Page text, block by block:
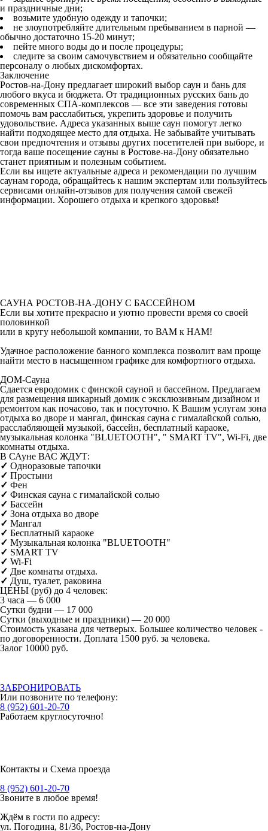
и праздничные дни;
возьмите удобную одежду и тапочки;
не злоупотребляйте длительным пребыванием в парной —
обычно достаточно 15-20 минут;
пейте много воды до и после процедуры;
следите за своим самочувствием и обязательно сообщайте
персоналу о любых дискомфортах.
Заключение
Ростов-на-Дону предлагает широкий выбор саун и бань для
любого вкуса и бюджета. От традиционных русских бань до
современных СПА-комплексов — все эти заведения готовы
помочь вам расслабиться, укрепить здоровье и получить
удовольствие. Адреса указанных выше саун помогут легко
найти подходящее место для отдыха. Не забывайте учитывать
свои предпочтения и отзывы других посетителей при выборе, и
тогда ваше посещение сауны в Ростове-на-Дону обязательно
станет приятным и полезным событием.
Если вы ищете актуальные адреса и рекомендации по лучшим
саунам города, обращайтесь к нашим экспертам или пользуйтесь
сервисами онлайн-отзывов для получения самой свежей
информации. Хорошего отдыха и крепкого здоровья!
САУНА РОСТОВ-НА-ДОНУ С БАССЕЙНОМ
Если вы хотите прекрасно и уютно провести время со своей
половинкой
или в кругу небольшой компании, то ВАМ к НАМ!
Удачное расположение банного комплекса позволит вам проще
найти место в насыщенном графике для комфортного отдыха.
ДОМ-Сауна
Сдается евродомик с финской сауной и бассейном. Предлагаем
для размещения шикарный домик с эксклюзивным дизайном и
ремонтом как почасово, так и посуточно. К Вашим услугам зона
отдыха во дворе и мангал, финская сауна с гималайской солью,
расслабляющей музыкой, бассейн, бесплатный караоке,
музыкальная колонка "BLUETOOTH", " SMART TV", Wi-Fi, две
комнаты отдыха.
В САуне ВАС ЖДУТ:
✓ Одноразовые тапочки
✓ Простыни
✓ Фен
✓ Финская сауна с гималайской солью
✓ Бассейн
✓ Зона отдыха во дворе
✓ Мангал
✓ Бесплатный караоке
✓ Музыкальная колонка "BLUETOOTH"
✓ SMART TV
✓ Wi-Fi
✓ Две комнаты отдыха.
✓ Душ, туалет, раковина
ЦЕНЫ (руб) до 4 человек:
3 часа — 6 000
Сутки будни — 17 000
Сутки (выходные и праздники) — 20 000
Стоимость указана для четверых. Большее количество человек -
по договоренности. Доплата 1500 руб. за человека.
Залог 10000 руб.
ЗАБРОНИРОВАТЬ
Или позвоните по телефону:
8 (952) 601-20-70
Работаем круглосуточно!
Контакты и Схема проезда
8 (952) 601-20-70
Звоните в любое время!
Ждём в гости по адресу:
ул. Погодина, 81/36, Ростов-на-Дону